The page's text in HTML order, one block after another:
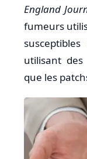
England
fumeurs
utilisant
que les